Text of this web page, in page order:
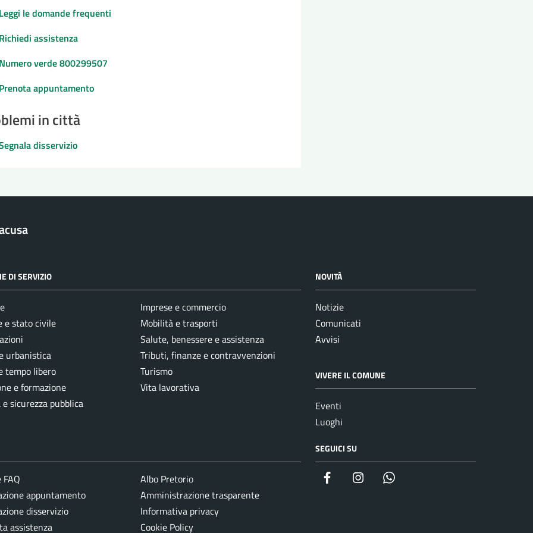
le domande frequenti
assistenza
verde 800299507
appuntamento
in città
disservizio
DI SERVIZIO
e stato civile
urbanistica
tempo libero
e formazione
sicurezza pubblica
Imprese e commercio
Mobilità e trasporti
Salute, benessere e assistenza
Tributi, finanze e contravvenzioni
Turismo
Vita lavorativa
NOVITÀ
Notizie
Comunicati
Avvisi
VIVERE IL COMUNE
Eventi
Luoghi
appuntamento
disservizio
assistenza
Albo Pretorio
Amministrazione trasparente
Informativa privacy
Cookie Policy
SEGUICI SU
Facebook Instagram